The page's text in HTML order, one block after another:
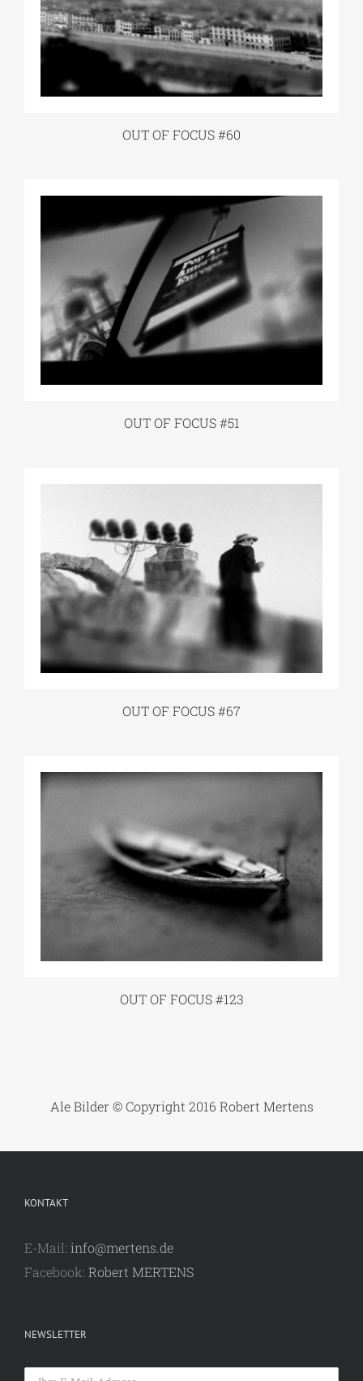
OUT OF FOCUS #60
OUT OF FOCUS #51
OUT OF FOCUS #67
OUT OF FOCUS #123
Ale Bilder © Copyright 2016 Robert Mertens
KONTAKT
E-Mail: info@mertens.de
Facebook: Robert MERTENS
NEWSLETTER